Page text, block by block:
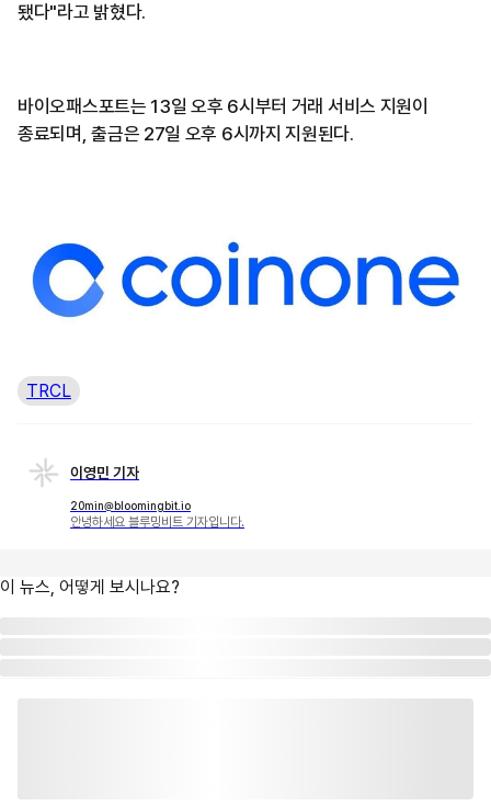
됐다"라고 밝혔다.
바이오패스포트는 13일 오후 6시부터 거래 서비스 지원이
종료되며, 출금은 27일 오후 6시까지 지원된다.
TRCL
이영민 기자
20min@bloomingbit.io
안녕하세요 블루밍비트 기자입니다.
이 뉴스, 어떻게 보시나요?